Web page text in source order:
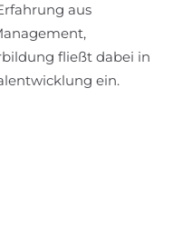
aus
fließt dabei in
ein.